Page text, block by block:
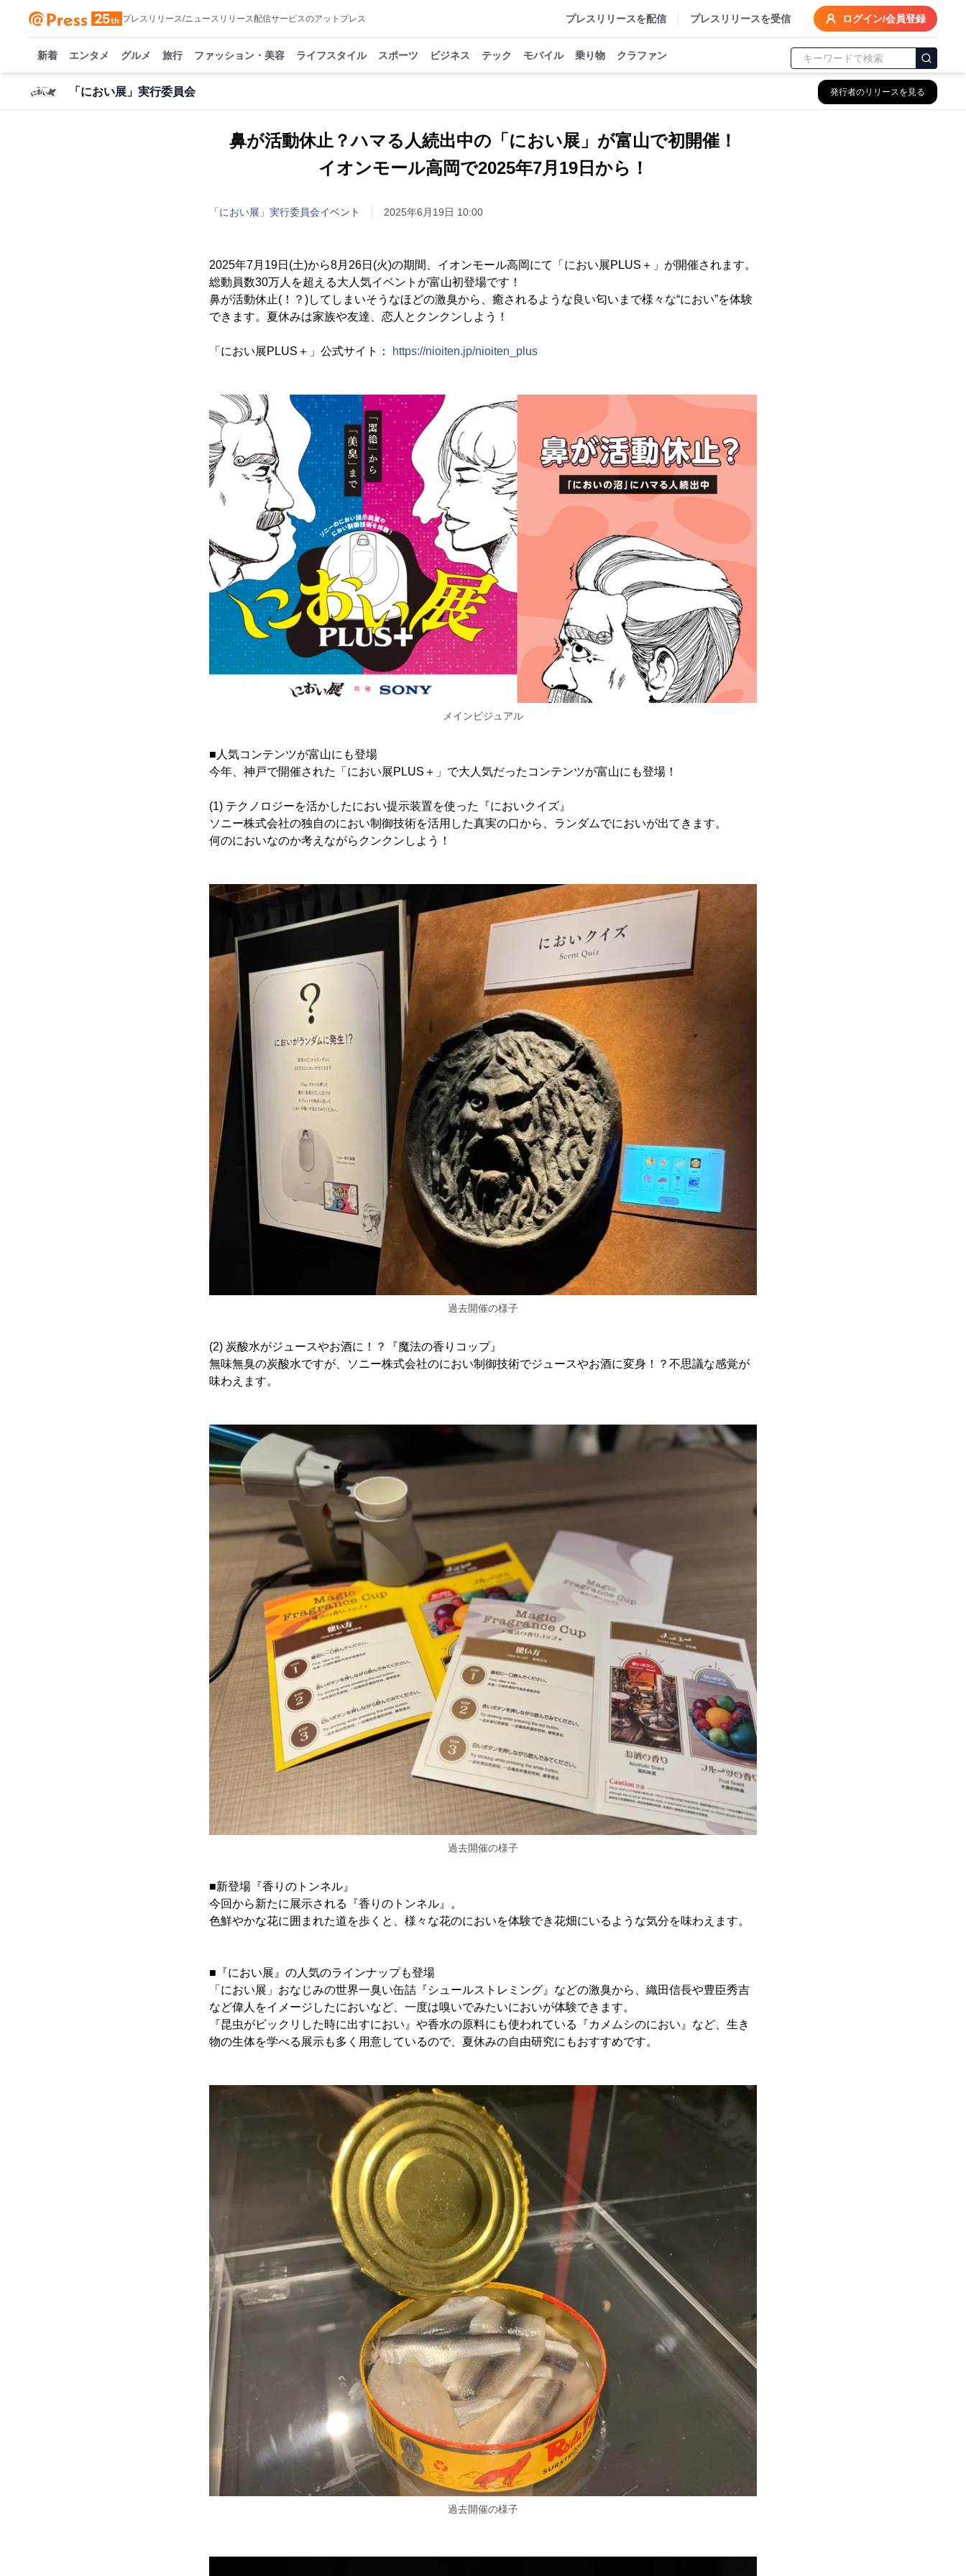
プレスリリース/ニュースリリース配信サービスのアットプレス プレスリリースを配信 プレスリリースを受信 ログイン/会員登録
新着 エンタメ グルメ 旅行 ファッション・美容 ライフスタイル スポーツ ビジネス テック モバイル 乗り物 クラファン
「におい展」実行委員会 発行者のリリースを見る
鼻が活動休止？ハマる人続出中の「におい展」が富山で初開催！
イオンモール高岡で2025年7月19日から！
「におい展」実行委員会イベント 2025年6月19日 10:00
2025年7月19日(土)から8月26日(火)の期間、イオンモール高岡にて「におい展PLUS＋」が開催されます。
総動員数30万人を超える大人気イベントが富山初登場です！
鼻が活動休止(！？)してしまいそうなほどの激臭から、癒されるような良い匂いまで様々な“におい”を体験
できます。夏休みは家族や友達、恋人とクンクンしよう！
「におい展PLUS＋」公式サイト： https://nioiten.jp/nioiten_plus
メインビジュアル
■人気コンテンツが富山にも登場
今年、神戸で開催された「におい展PLUS＋」で大人気だったコンテンツが富山にも登場！
(1) テクノロジーを活かしたにおい提示装置を使った『においクイズ』
ソニー株式会社の独自のにおい制御技術を活用した真実の口から、ランダムでにおいが出てきます。
何のにおいなのか考えながらクンクンしよう！
過去開催の様子
(2) 炭酸水がジュースやお酒に！？『魔法の香りコップ』
無味無臭の炭酸水ですが、ソニー株式会社のにおい制御技術でジュースやお酒に変身！？不思議な感覚が
味わえます。
過去開催の様子
■新登場『香りのトンネル』
今回から新たに展示される『香りのトンネル』。
色鮮やかな花に囲まれた道を歩くと、様々な花のにおいを体験でき花畑にいるような気分を味わえます。
■『におい展』の人気のラインナップも登場
「におい展」おなじみの世界一臭い缶詰『シュールストレミング』などの激臭から、織田信長や豊臣秀吉
など偉人をイメージしたにおいなど、一度は嗅いでみたいにおいが体験できます。
『昆虫がビックリした時に出すにおい』や香水の原料にも使われている『カメムシのにおい』など、生き
物の生体を学べる展示も多く用意しているので、夏休みの自由研究にもおすすめです。
過去開催の様子